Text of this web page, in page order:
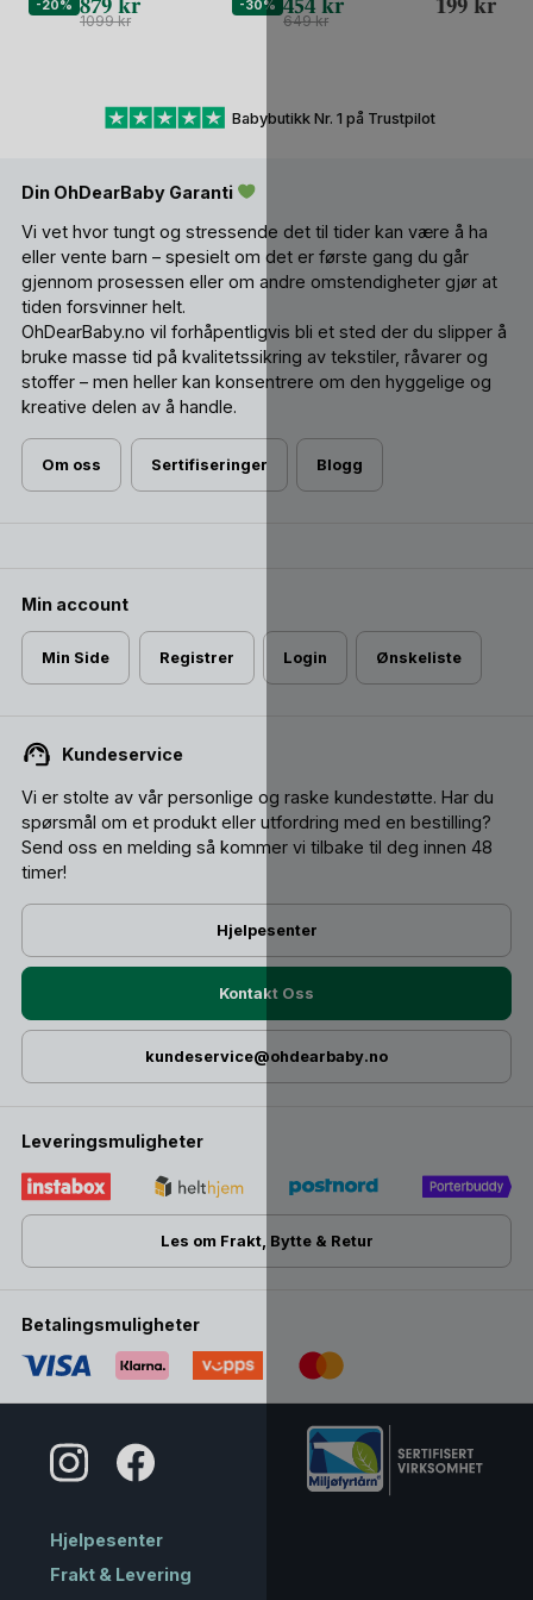
-20%
1099kr
2Swim Vest
-30%
649kr
Handlenett
Babybutikk Nr. 1 på Trustpilot
Din OhDearBaby Garanti
Vi vet hvor tungt og stressende det til tider kan være å ha
eller vente barn – spesielt om det er første gang du går
gjennom prosessen eller om andre omstendigheter gjør at
tiden forsvinner helt.
OhDearBaby.no vil forhåpentligvis bli et sted der du slipper å
bruke masse tid på kvalitetssikring av tekstiler, råvarer og
stoffer – men heller kan konsentrere om den hyggelige og
kreative delen av å handle.
Om oss Sertifiseringer Blogg
Min account
Min Side Registrer Login Ønskeliste
Kundeservice
Vi er stolte av vår personlige og raske kundestøtte. Har du
spørsmål om et produkt eller utfordring med en bestilling?
Send oss ​​en melding så kommer vi tilbake til deg innen 48
timer!
Hjelpesenter
Kontakt Oss
kundeservice@ohdearbaby.no
Leveringsmuligheter
Les om Frakt, Bytte & Retur
Betalingsmuligheter
Hjelpesenter
Frakt & Levering